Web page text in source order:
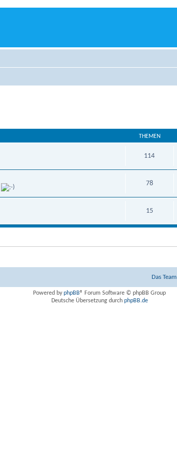
THEMEN
114
78
15
Das Team
Powered byphpBB® Forum Software © phpBB Group
Deutsche Übersetzung durch phpBB.de